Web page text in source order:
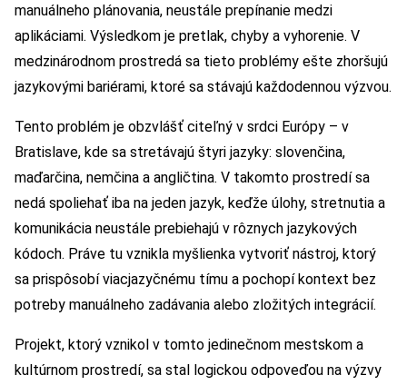
manuálneho plánovania, neustále prepínanie medzi
aplikáciami. Výsledkom je pretlak, chyby a vyhorenie. V
medzinárodnom prostredá sa tieto problémy ešte zhoršujú
jazykovými bariérami, ktoré sa stávajú každodennou výzvou.
Tento problém je obzvlášť citeľný v srdci Európy – v
Bratislave, kde sa stretávajú štyri jazyky: slovenčina,
maďarčina, nemčina a angličtina. V takomto prostredí sa
nedá spoliehať iba na jeden jazyk, keďže úlohy, stretnutia a
komunikácia neustále prebiehajú v rôznych jazykových
kódoch. Práve tu vznikla myšlienka vytvoriť nástroj, ktorý
sa prispôsobí viacjazyčnému tímu a pochopí kontext bez
potreby manuálneho zadávania alebo zložitých integrácií.
Projekt, ktorý vznikol v tomto jedinečnom mestskom a
kultúrnom prostredí, sa stal logickou odpoveďou na výzvy